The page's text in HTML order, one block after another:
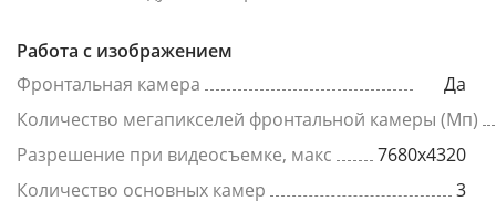
Работа с изображением
Фронтальная камера
Да
Количество мегапикселей фронтальной камеры (Мп)
Разрешение при видеосъемке, макс
7680x4320
Количество основных камер
3